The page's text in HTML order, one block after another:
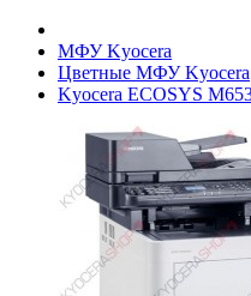
МФУ Kyocera
Цветные МФУ Kyocera
Kyocera ECOSYS